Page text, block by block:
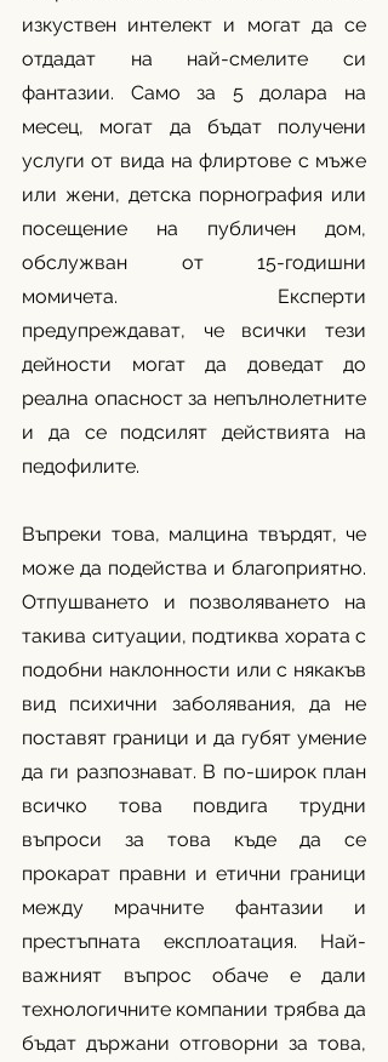
изкуствен интелект и могат да се
отдадат на най-смелите си
фантазии. Само за 5 долара на
месец, могат да бъдат получени
услуги от вида на флиртове с мъже
или жени, детска порнография или
посещение на публичен дом,
обслужван от 15-годишни
момичета. Експерти
предупреждават, че всички тези
дейности могат да доведат до
реална опасност за непълнолетните
и да се подсилят действията на
педофилите.
Въпреки това, малцина твърдят, че
може да подейства и благоприятно.
Отпушването и позволяването на
такива ситуации, подтиква хората с
подобни наклонности или с някакъв
вид психични заболявания, да не
поставят граници и да губят умение
да ги разпознават. В по-широк план
всичко това повдига трудни
въпроси за това къде да се
прокарат правни и етични граници
между мрачните фантазии и
престъпната експлоатация. Най-
важният въпрос обаче е дали
технологичните компании трябва да
бъдат държани отговорни за това,